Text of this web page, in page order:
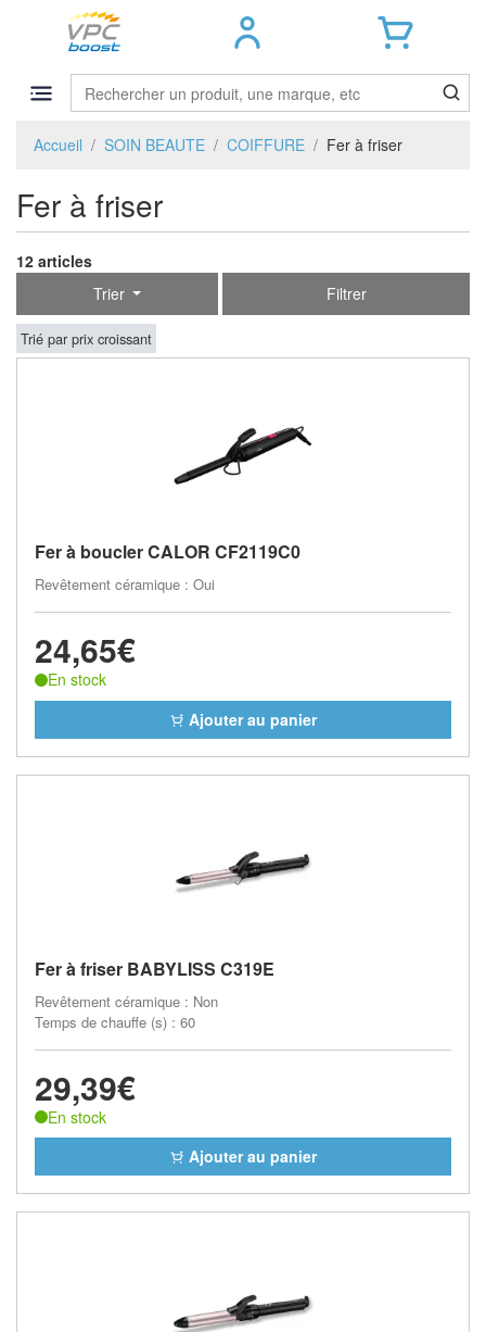
Accueil SOIN BEAUTE COIFFURE Fer à friser
Fer à friser
12 articles
Trier
Filtrer
Trié par prix croissant
Fer à boucler CALOR CF2119C0
Revêtement céramique : Oui
24,65€
En stock
Ajouter au panier
Fer à friser BABYLISS C319E
Revêtement céramique : Non
Temps de chauffe (s) : 60
29,39€
En stock
Ajouter au panier